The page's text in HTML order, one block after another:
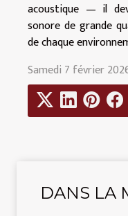
DANS LA
acoustique — il
sonore de grande
de chaque
Samedi 7 février